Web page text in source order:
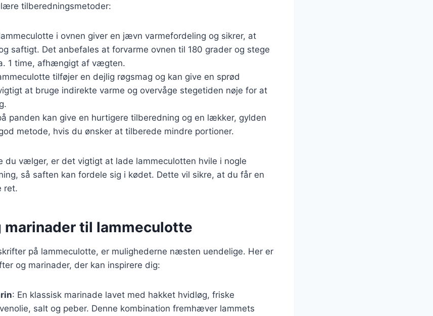
tilberedningsmetoder:
i ovnen giver en jævn varmefordeling og sikrer, at
saftigt. Det anbefales at forvarme ovnen til 180 grader og stege
1 time, afhængigt af vægten.
tilføjer en dejlig røgsmag og kan give en sprød
at bruge indirekte varme og overvåge stegetiden nøje for at
panden kan give en hurtigere tilberedning og en lækker, gylden
metode, hvis du ønsker at tilberede mindre portioner.
du vælger, er det vigtigt at lade lammeculotten hvile i nogle
så saften kan fordele sig i kødet. Dette vil sikre, at du får en
ret.
til lammeculotte
på lammeculotte, er mulighederne næsten uendelige. Her er
og marinader, der kan inspirere dig:
: En klassisk marinade lavet med hakket hvidløg, friske
salt og peber. Denne kombination fremhæver lammets